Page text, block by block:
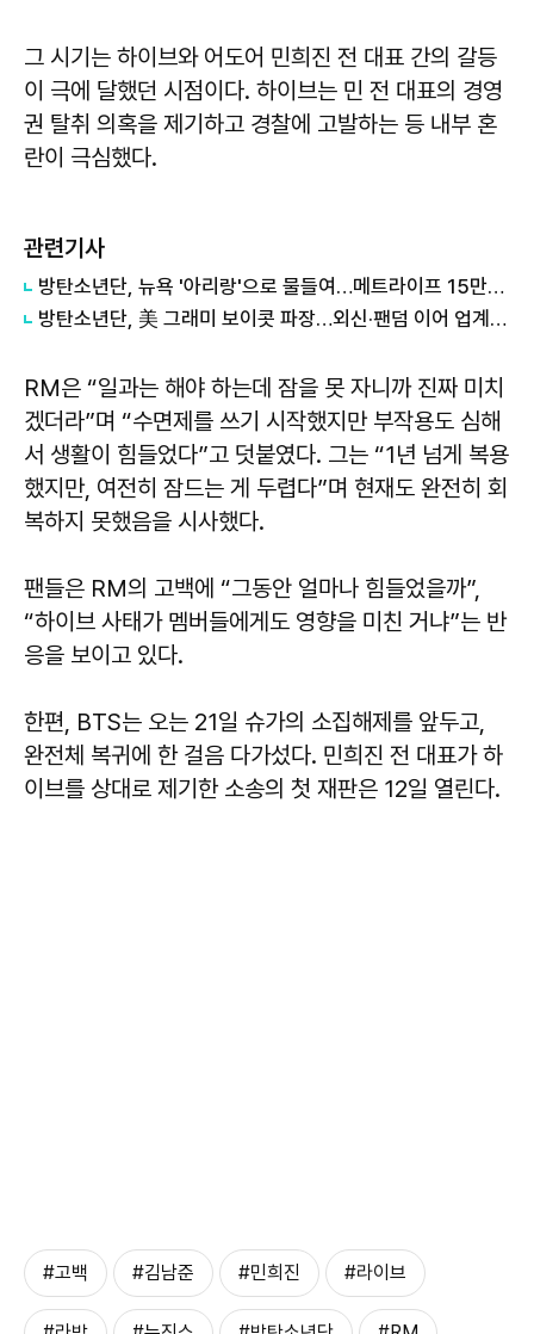
그 시기는 하이브와 어도어 민희진 전 대표 간의 갈등
이 극에 달했던 시점이다. 하이브는 민 전 대표의 경영
권 탈취 의혹을 제기하고 경찰에 고발하는 등 내부 혼
란이 극심했다.
관련기사
방탄소년단, 뉴욕 '아리랑'으로 물들여…메트라이프 15만7000명 열광
방탄소년단, 美 그래미 보이콧 파장…외신·팬덤 이어 업계도 술렁
RM은 “일과는 해야 하는데 잠을 못 자니까 진짜 미치
겠더라”며 “수면제를 쓰기 시작했지만 부작용도 심해
서 생활이 힘들었다”고 덧붙였다. 그는 “1년 넘게 복용
했지만, 여전히 잠드는 게 두렵다”며 현재도 완전히 회
복하지 못했음을 시사했다.
팬들은 RM의 고백에 “그동안 얼마나 힘들었을까”,
“하이브 사태가 멤버들에게도 영향을 미친 거냐”는 반
응을 보이고 있다.
한편, BTS는 오는 21일 슈가의 소집해제를 앞두고,
완전체 복귀에 한 걸음 다가섰다. 민희진 전 대표가 하
이브를 상대로 제기한 소송의 첫 재판은 12일 열린다.
#고백 #김남준 #민희진 #라이브